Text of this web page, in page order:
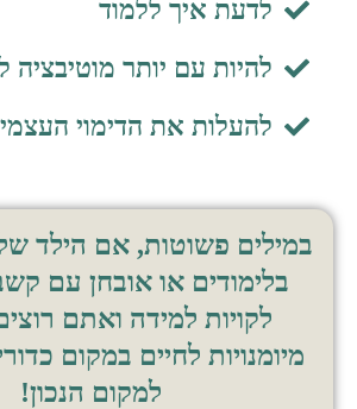
לדעת איך ללמוד
להיות עם יותר מוטיבציה
להעלות את הדימוי העצמי
במילים פשוטות, אם הילד
בלימודים או אובחן עם
לקויות למידה ואתם
מיומנויות לחיים במקום
למקום הנכון!